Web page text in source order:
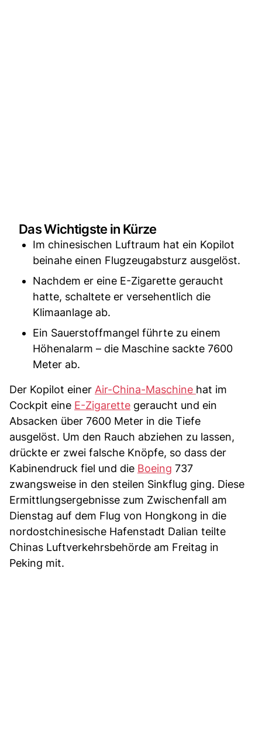
Das Wichtigste in Kürze
Im chinesischen Luftraum hat ein Kopilot
beinahe einen Flugzeugabsturz ausgelöst.
Nachdem er eine E-Zigarette geraucht
hatte, schaltete er versehentlich die
Klimaanlage ab.
Ein Sauerstoffmangel führte zu einem
Höhenalarm – die Maschine sackte 7600
Meter ab.
Der Kopilot einer Air-China-Maschine hat im
Cockpit eine E-Zigarette geraucht und ein
Absacken über 7600 Meter in die Tiefe
ausgelöst. Um den Rauch abziehen zu lassen,
drückte er zwei falsche Knöpfe, so dass der
Kabinendruck fiel und die Boeing 737
zwangsweise in den steilen Sinkflug ging. Diese
Ermittlungsergebnisse zum Zwischenfall am
Dienstag auf dem Flug von Hongkong in die
nordostchinesische Hafenstadt Dalian teilte
Chinas Luftverkehrsbehörde am Freitag in
Peking mit.